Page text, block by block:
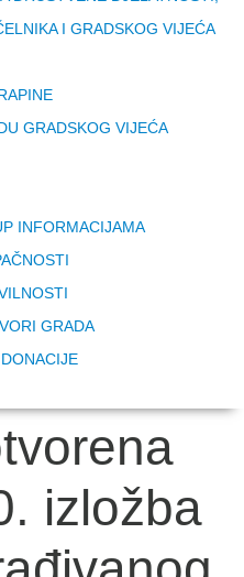
I GRADSKOG VIJEĆA
GRADSKOG VIJEĆA
INFORMACIJAMA
GRADA
izložba